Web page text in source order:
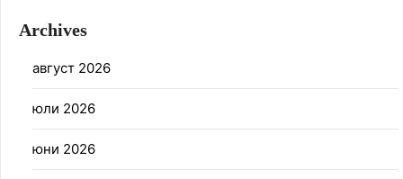
Archives
август 2026
юли 2026
юни 2026